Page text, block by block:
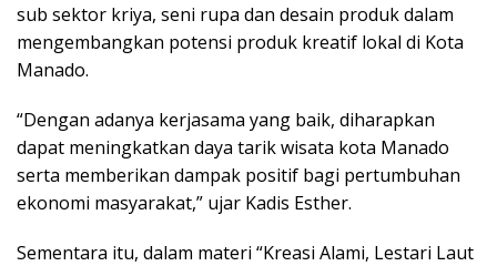
sub sektor kriya, seni rupa dan desain produk dalam
mengembangkan potensi produk kreatif lokal di Kota
Manado.
“Dengan adanya kerjasama yang baik, diharapkan
dapat meningkatkan daya tarik wisata kota Manado
serta memberikan dampak positif bagi pertumbuhan
ekonomi masyarakat,” ujar Kadis Esther.
Sementara itu, dalam materi “Kreasi Alami, Lestari Laut